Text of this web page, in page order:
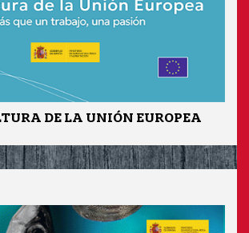
DE LA UNIÓN EUROPEA